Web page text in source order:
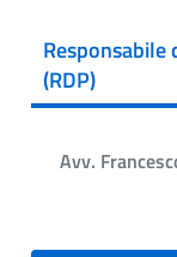
(RDP)
Avv.